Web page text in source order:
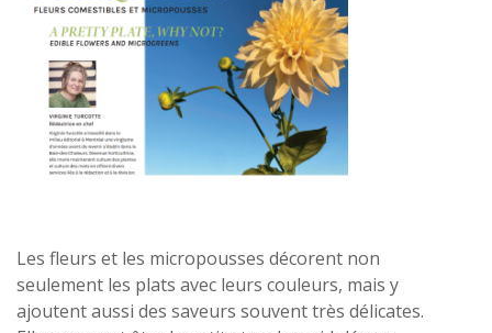
Les fleurs et les micropousses décorent non
seulement les plats avec leurs couleurs, mais y
ajoutent aussi des saveurs souvent très délicates.